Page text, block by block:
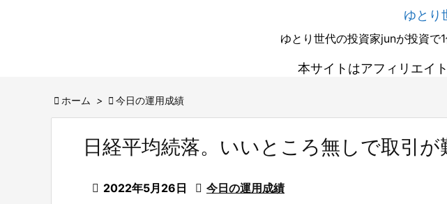
ゆとり
ゆとり世代の投資家junが投資で
本サイトはアフィリエイ
 ホーム >  今日の運用成績
日経平均続落。いいところ無しで取引が
 2022年5月26日  今日の運用成績